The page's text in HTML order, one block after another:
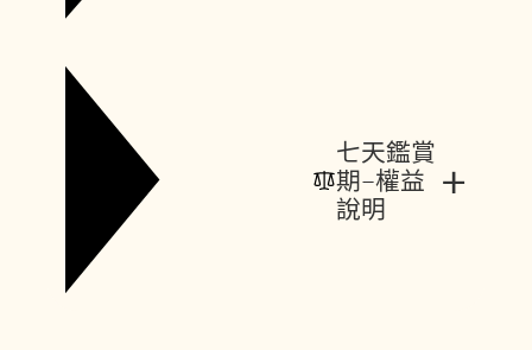
七天鑑賞
期-權益
說明
+